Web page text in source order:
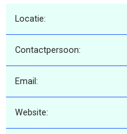
Locatie:
Contactpersoon:
Email:
Website: